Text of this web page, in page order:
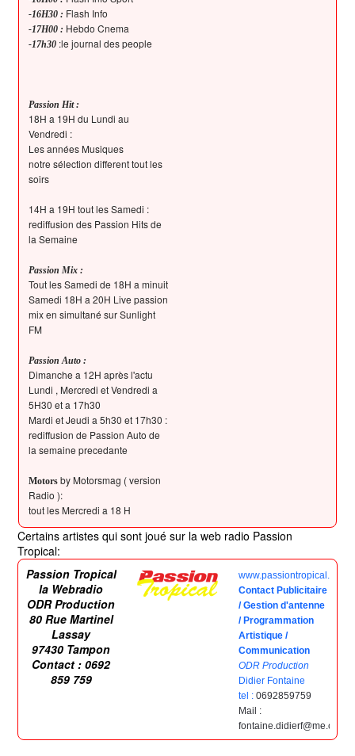
-16H30 : Flash Info
-17H00 : Hebdo Cnema
-17h30 :le journal des people
Passion Hit :
18H a 19H du Lundi au
Vendredi :
Les années Musiques
notre sélection different tout les
soirs
14H a 19H tout les Samedi :
rediffusion des Passion Hits de
la Semaine
Passion Mix :
Tout les Samedi de 18H a minuit
Samedi 18H a 20H Live passion
mix en simultané sur Sunlight
FM
Passion Auto :
Dimanche a 12H après l'actu
Lundi , Mercredi et Vendredi a
5H30 et a 17h30
Mardi et Jeudi a 5h30 et 17h30 :
rediffusion de Passion Auto de
la semaine precedante
Motorsby Motorsmag ( version
Radio ):
tout les Mercredi a 18 H
Certains artistes qui sont joué sur la web radio Passion
Tropical:
Passion Tropical
la Webradio
ODR Production
80 Rue Martinel
Lassay
97430 Tampon
Contact : 0692
859 759
www.passiontropical.re
Contact Publicitaire
/ Gestion d'antenne
/ Programmation
Artistique /
Communication
ODR Production
Didier Fontaine
tel :0692859759
Mail :
fontaine.didierf@me.com